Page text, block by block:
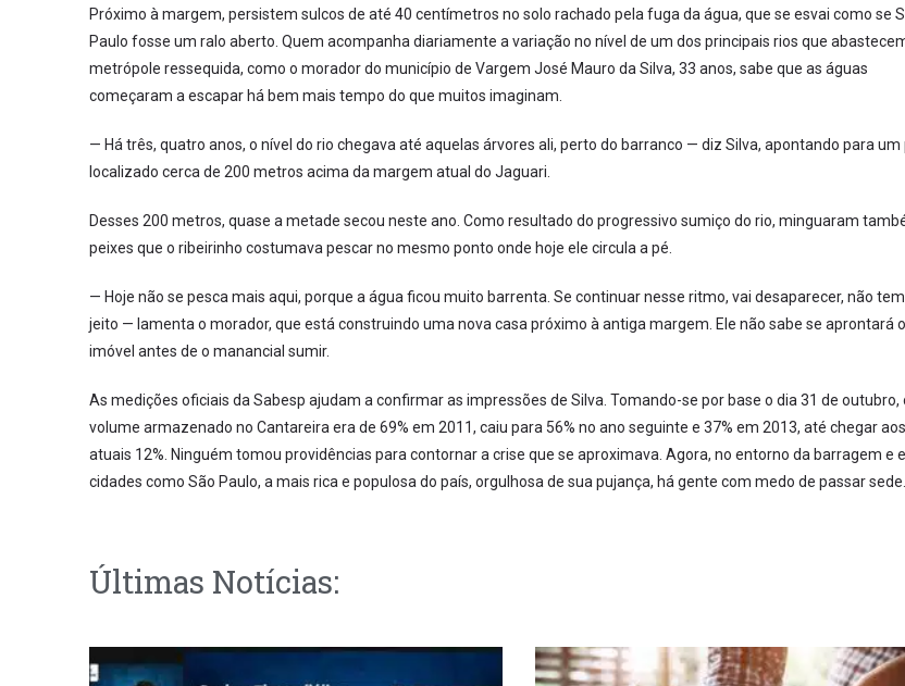
Próximo à margem, persistem sulcos de até 40 centímetros no solo rachado pela fuga da água, que se esvai como se
Paulo fosse um ralo aberto. Quem acompanha diariamente a variação no nível de um dos principais rios que
metrópole ressequida, como o morador do município de Vargem José Mauro da Silva, 33 anos, sabe que as águas
começaram a escapar há bem mais tempo do que muitos imaginam.
— Há três, quatro anos, o nível do rio chegava até aquelas árvores ali, perto do barranco — diz Silva, apontando para um
localizado cerca de 200 metros acima da margem atual do Jaguari.
Desses 200 metros, quase a metade secou neste ano. Como resultado do progressivo sumiço do rio, minguaram
peixes que o ribeirinho costumava pescar no mesmo ponto onde hoje ele circula a pé.
— Hoje não se pesca mais aqui, porque a água ficou muito barrenta. Se continuar nesse ritmo, vai desaparecer, não
jeito — lamenta o morador, que está construindo uma nova casa próximo à antiga margem. Ele não sabe se aprontará o
imóvel antes de o manancial sumir.
As medições oficiais da Sabesp ajudam a confirmar as impressões de Silva. Tomando-se por base o dia 31 de outubro,
volume armazenado no Cantareira era de 69% em 2011, caiu para 56% no ano seguinte e 37% em 2013, até chegar aos
atuais 12%. Ninguém tomou providências para contornar a crise que se aproximava. Agora, no entorno da barragem e
cidades como São Paulo, a mais rica e populosa do país, orgulhosa de sua pujança, há gente com medo de passar sede.
Últimas Notícias: